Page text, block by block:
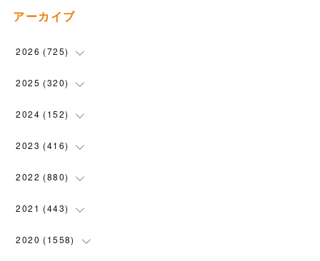
アーカイブ
2026 (725)
(16)
(104
( 110
( 119
2025 (320)
(90)
( 100
(72)
( 4 )
2024 (152)
(5 )
(5)
( 7 )
( 6 )
2023 (416)
(28)
( 58)
( 45)
2022 (880)
(31)
(64)
2021 (443)
(54)
2020 (1558)